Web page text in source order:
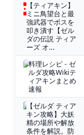
【ティアキン】
ミニ鳥望台と最
強武器でボスを
叩き潰す【ゼル
ダの伝説 ティア
ーズ オ...
料理レシピ - ゼ
ルダ攻略Wikiテ
ィアキンまとめ
速報
【ゼルダ ティア
キン攻略】大妖
精の場所や解放
条件を解説。防